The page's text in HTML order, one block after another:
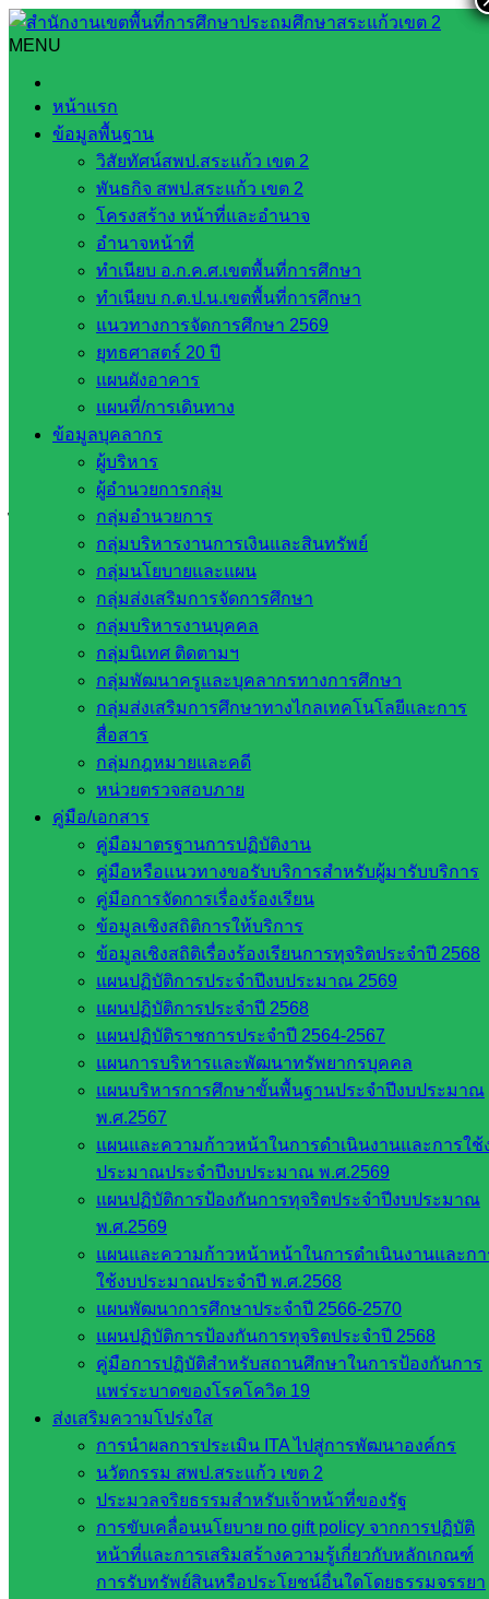
Skip
to
content
MENU
หน้าแรก
ข้อมูลพื้นฐาน
วิสัยทัศน์สพป.สระแก้ว เขต 2
พันธกิจ สพป.สระแก้ว เขต 2
โครงสร้าง หน้าที่และอำนาจ
อำนาจหน้าที่
ทำเนียบ อ.ก.ค.ศ.เขตพื้นที่การศึกษา
ทำเนียบ ก.ต.ป.น.เขตพื้นที่การศึกษา
แนวทางการจัดการศึกษา 2569
ยุทธศาสตร์ 20 ปี
แผนผังอาคาร
แผนที่/การเดินทาง
ข้อมูลบุคลากร
ผู้บริหาร
ผู้อำนวยการกลุ่ม
กลุ่มอำนวยการ
กลุ่มบริหารงานการเงินและสินทรัพย์
กลุ่มนโยบายและแผน
กลุ่มส่งเสริมการจัดการศึกษา
กลุ่มบริหารงานบุคคล
กลุ่มนิเทศ ติดตามฯ
กลุ่มพัฒนาครูและบุคลากรทางการศึกษา
กลุ่มส่งเสริมการศึกษาทางไกลเทคโนโลยีและการ
สื่อสาร
กลุ่มกฎหมายและคดี
หน่วยตรวจสอบภาย
คู่มือ/เอกสาร
คู่มือมาตรฐานการปฏิบัติงาน
คู่มือหรือแนวทางขอรับบริการสำหรับผู้มารับบริการ
คู่มือการจัดการเรื่องร้องเรียน
ข้อมูลเชิงสถิติการให้บริการ
ข้อมูลเชิงสถิติเรื่องร้องเรียนการทุจริตประจำปี 2568
แผนปฏิบัติการประจำปีงบประมาณ 2569
แผนปฏิบัติการประจำปี 2568
แผนปฏิบัติราชการประจำปี 2564-2567
แผนการบริหารและพัฒนาทรัพยากรบุคคล
แผนบริหารการศึกษาขั้นพื้นฐานประจำปีงบประมาณ
พ.ศ.2567
แผนและความก้าวหน้าในการดำเนินงานและการใช้
ประมาณประจำปีงบประมาณ พ.ศ.2569
แผนปฏิบัติการป้องกันการทุจริตประจำปีงบประมาณ
พ.ศ.2569
แผนและความก้าวหน้าหน้าในการดำเนินงานและก
ใช้งบประมาณประจำปี พ.ศ.2568
แผนพัฒนาการศึกษาประจำปี 2566-2570
แผนปฏิบัติการป้องกันการทุจริตประจำปี 2568
คู่มือการปฏิบัติสำหรับสถานศึกษาในการป้องกันการ
แพร่ระบาดของโรคโควิด 19
ส่งเสริมความโปร่งใส
การนำผลการประเมิน ITA ไปสู่การพัฒนาองค์กร
นวัตกรรม สพป.สระแก้ว เขต 2
ประมวลจริยธรรมสำหรับเจ้าหน้าที่ของรัฐ
การขับเคลื่อนนโยบาย no gift policy จากการปฏิบัติ
หน้าที่และการเสริมสร้างความรู้เกี่ยวกับหลักเกณฑ์
การรับทรัพย์สินหรือประโยชน์อื่นใดโดยธรรมจรรยา
Search
การตรวจสอบความเสียหายโรงเรียนที่ประสบภัยธรรมชาติ ครั้ง
ที่ ๑/๒๕๖๙
การตรวจสอบความเสียหายโรงเรียนที่
ประสบภัยธรรมชาติ ครั้งที่ ๑/๒๕๖๙
มิถุนายน 26, 2026มิถุนายน 26, 2026
นโยบายและแผน
กลุ่มนโยบายและแผน
วันศุกร์ที่ ๒๖ มิถุนายน ๒๕๖๙ เวลา ๐๙.๐๐ น. คณะกรรมการ
ตรวจสอบความเสียหายของโรงเรียนในสังกัดที่ประสบภัย
ธรรมชาติ ของสำนักงานเขตพื้นที่การศึกษาประถมศึกษา
สระแก้ว เขต ๒ ได้กำหนดลงพื้นที่ตรวจสอบความเสียหายของ
โรงเรียนในสังกัดที่ประสบภัยธรรมชาติ จำนวน ๒ แห่ง ได้แก่ ๑.
โรงเรียนบ้านเขาพรมสุวรรณ และ ๒.โรงเรียนบ้านหนองสังข์ ซึ่ง
ได้จัดทำประมาณการ เพี่อขอรับงบประมาณในการซ่อมแซม
และเพื่อให้เป็นไปตามแนวทางการดำเนินงานของสำนักงาน
คณะกรรมการการศึกษาขั้นพื้นฐาน ในการหาแนวทางการช่วย
เหลือโรงเรียนอย่างเร่งด่วนต่อไป
โรงเรียนบ้านเขาพรมสุวรรณ
โรงเรียนบ้านหนองสังข์